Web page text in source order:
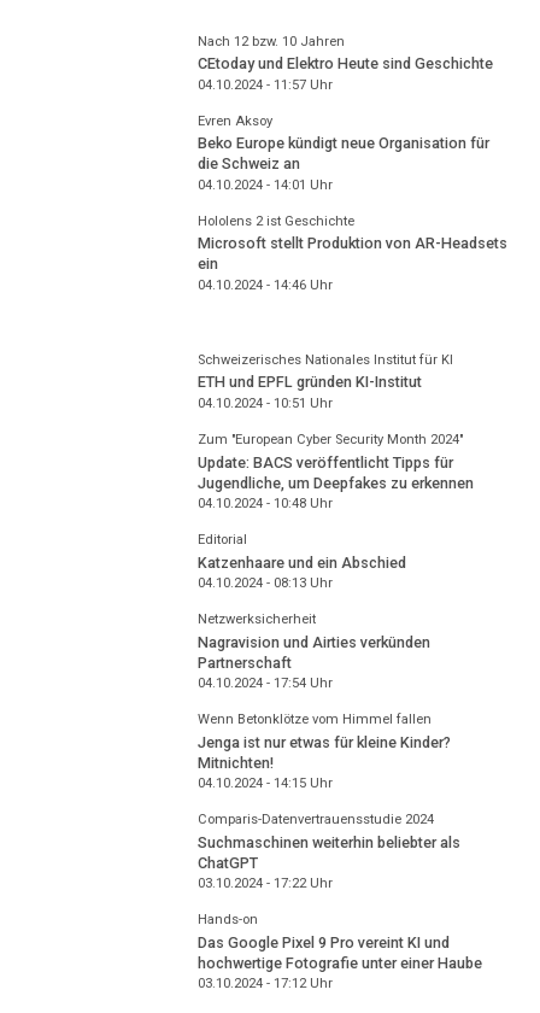
Nach 12 bzw. 10 Jahren
CEtoday und Elektro Heute sind Geschichte
04.10.2024 - 11:57Uhr
Evren Aksoy
Beko Europe kündigt neue Organisation für
die Schweiz an
04.10.2024 - 14:01 Uhr
Hololens 2 ist Geschichte
Microsoft stellt Produktion von AR-Headsets
ein
04.10.2024 - 14:46Uhr
Schweizerisches Nationales Institut für KI
ETH und EPFL gründen KI-Institut
04.10.2024 - 10:51 Uhr
Zum "European Cyber Security Month 2024"
Update: BACS veröffentlicht Tipps für
Jugendliche, um Deepfakes zu erkennen
04.10.2024 - 10:48Uhr
Editorial
Katzenhaare und ein Abschied
04.10.2024 - 08:13Uhr
Netzwerksicherheit
Nagravision und Airties verkünden
Partnerschaft
04.10.2024 - 17:54Uhr
Wenn Betonklötze vom Himmel fallen
Jenga ist nur etwas für kleine Kinder?
Mitnichten!
04.10.2024 - 14:15Uhr
Comparis-Datenvertrauensstudie 2024
Suchmaschinen weiterhin beliebter als
ChatGPT
03.10.2024 - 17:22Uhr
Hands-on
Das Google Pixel 9 Pro vereint KI und
hochwertige Fotografie unter einer Haube
03.10.2024 - 17:12Uhr